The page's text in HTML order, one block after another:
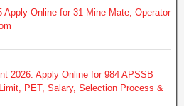
Online for 31 Mine Mate, Operator
2026: Apply Online for 984 APSSB
PET, Salary, Selection Process &